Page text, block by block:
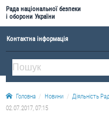
Рада національної безпеки
і оборони України
Контактна інформація
ПРО РНБОУ
Склад Ради національної безпеки і
Апарат Ради національної безпеки і
Головна Новини
Діяльність
02.07.2017, 07:15